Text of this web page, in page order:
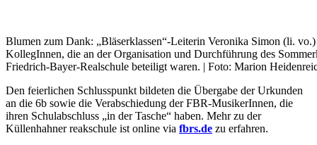
Blumen zum Dank: „Bläserklassen“-Leiterin Veronika Simon (li.
KollegInnen, die an der Organisation und Durchführung des
Friedrich-Bayer-Realschule beteiligt waren. | Foto: Marion
Den feierlichen Schlusspunkt bildeten die Übergabe der Urkunden
an die 6b sowie die Verabschiedung der FBR-MusikerInnen, die
ihren Schulabschluss „in der Tasche“ haben. Mehr zu der
Küllenhahner reakschule ist online via fbrs.de zu erfahren.